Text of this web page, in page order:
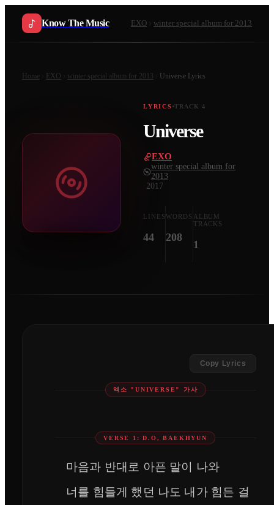
Know The Music EXO winter special album for 2013
Home EXO winter special album for 2013 Universe Lyrics
LYRICS TRACK 4
Universe
EXO
winter special album for
2013
2017
LINES
44
WORDS
208
ALBUM
TRACKS
1
Copy Lyrics
엑소 "UNIVERSE" 가사
VERSE 1: D.O, BAEKHYUN
마음과 반대로 아픈 말이 나와
너를 힘들게 했던 나도 내가 힘든 걸